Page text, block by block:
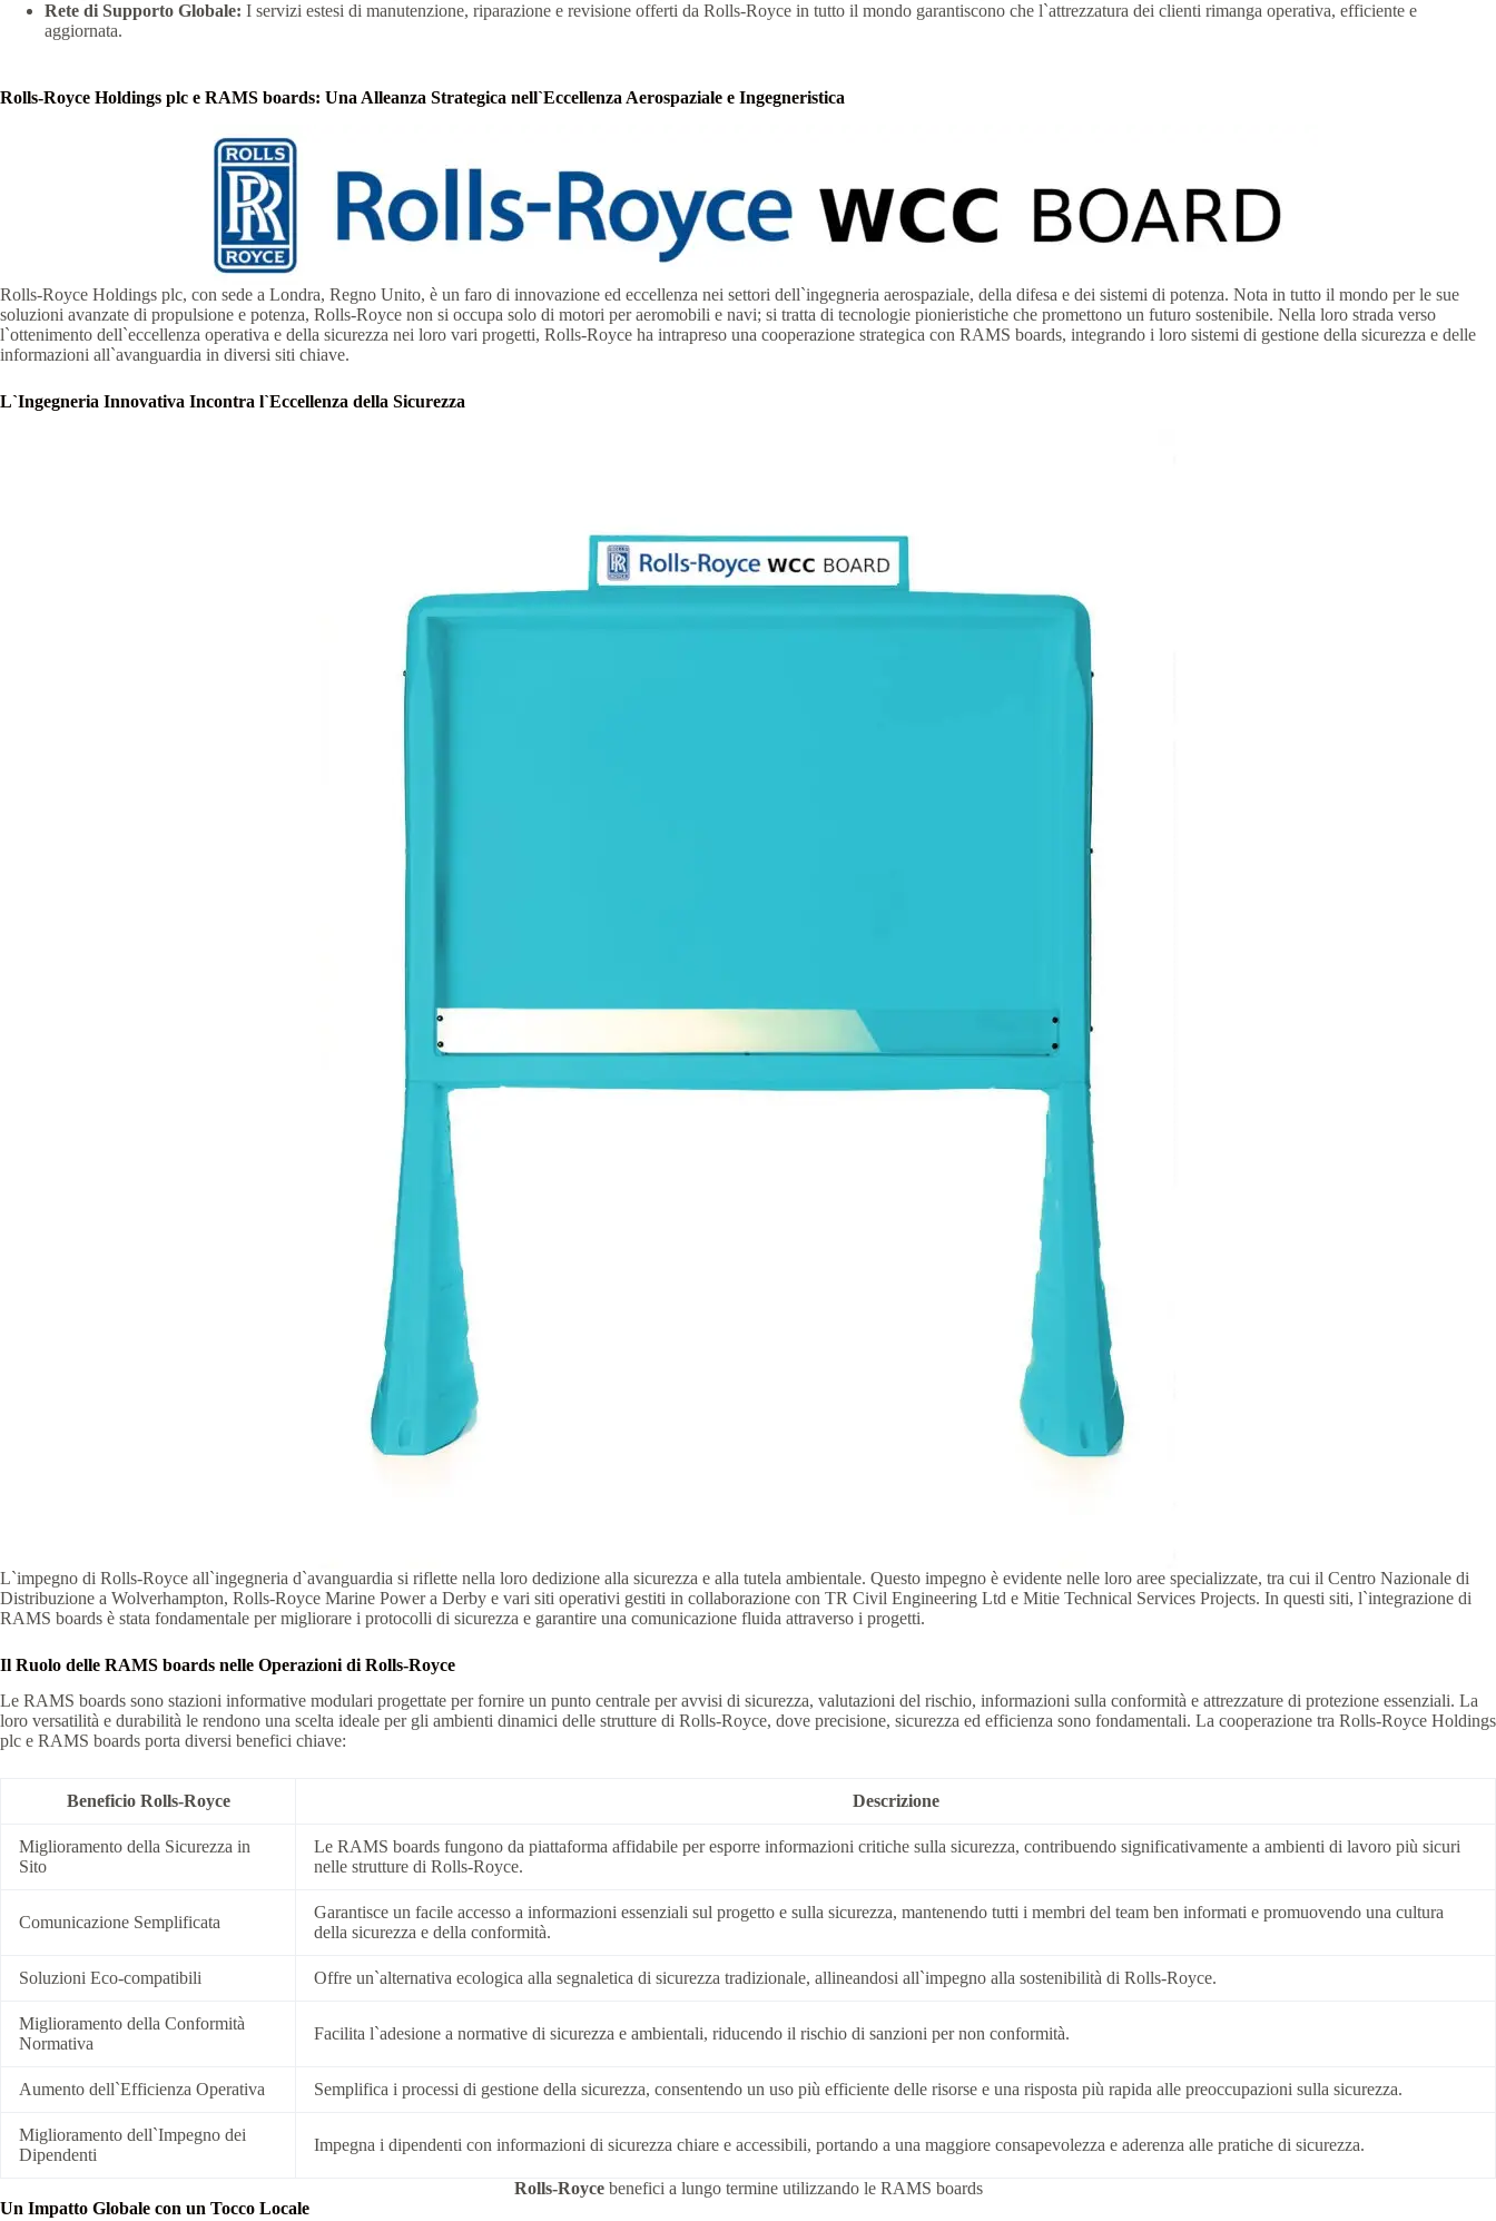
Rete di Supporto Globale: I servizi estesi di manutenzione, riparazione e revisione offerti da Rolls-Royce in tutto il mondo garantiscono che l`attrezzatura dei clienti rimanga operativa, efficiente e
aggiornata.
Rolls-Royce Holdings plc e RAMS boards: Una Alleanza Strategica nell`Eccellenza Aerospaziale e Ingegneristica
Rolls-Royce Holdings plc, con sede a Londra, Regno Unito, è un faro di innovazione ed eccellenza nei settori dell`ingegneria aerospaziale, della difesa e dei sistemi di potenza. Nota in tutto il mondo per le sue
soluzioni avanzate di propulsione e potenza, Rolls-Royce non si occupa solo di motori per aeromobili e navi; si tratta di tecnologie pionieristiche che promettono un futuro sostenibile. Nella loro strada verso
l`ottenimento dell`eccellenza operativa e della sicurezza nei loro vari progetti, Rolls-Royce ha intrapreso una cooperazione strategica con RAMS boards, integrando i loro sistemi di gestione della sicurezza e delle
informazioni all`avanguardia in diversi siti chiave.
L`Ingegneria Innovativa Incontra l`Eccellenza della Sicurezza
L`impegno di Rolls-Royce all`ingegneria d`avanguardia si riflette nella loro dedizione alla sicurezza e alla tutela ambientale. Questo impegno è evidente nelle loro aree specializzate, tra cui il Centro Nazionale di
Distribuzione a Wolverhampton, Rolls-Royce Marine Power a Derby e vari siti operativi gestiti in collaborazione con TR Civil Engineering Ltd e Mitie Technical Services Projects. In questi siti, l`integrazione di
RAMS boards è stata fondamentale per migliorare i protocolli di sicurezza e garantire una comunicazione fluida attraverso i progetti.
Il Ruolo delle RAMS boards nelle Operazioni di Rolls-Royce
Le RAMS boards sono stazioni informative modulari progettate per fornire un punto centrale per avvisi di sicurezza, valutazioni del rischio, informazioni sulla conformità e attrezzature di protezione essenziali. La
loro versatilità e durabilità le rendono una scelta ideale per gli ambienti dinamici delle strutture di Rolls-Royce, dove precisione, sicurezza ed efficienza sono fondamentali. La cooperazione tra Rolls-Royce Holdings
plc e RAMS boards porta diversi benefici chiave:
Beneficio Rolls-Royce Descrizione
Miglioramento della Sicurezza in
Sito
Le RAMS boards fungono da piattaforma affidabile per esporre informazioni critiche sulla sicurezza, contribuendo significativamente a ambienti di lavoro più sicuri
nelle strutture di Rolls-Royce.
Comunicazione Semplificata
Garantisce un facile accesso a informazioni essenziali sul progetto e sulla sicurezza, mantenendo tutti i membri del team ben informati e promuovendo una cultura
della sicurezza e della conformità.
Soluzioni Eco-compatibili Offre un`alternativa ecologica alla segnaletica di sicurezza tradizionale, allineandosi all`impegno alla sostenibilità di Rolls-Royce.
Miglioramento della Conformità
Normativa
Facilita l`adesione a normative di sicurezza e ambientali, riducendo il rischio di sanzioni per non conformità.
Aumento dell`Efficienza Operativa Semplifica i processi di gestione della sicurezza, consentendo un uso più efficiente delle risorse e una risposta più rapida alle preoccupazioni sulla sicurezza.
Miglioramento dell`Impegno dei
Dipendenti
Impegna i dipendenti con informazioni di sicurezza chiare e accessibili, portando a una maggiore consapevolezza e aderenza alle pratiche di sicurezza.
Rolls-Roycebenefici a lungo termine utilizzando le RAMS boards
Un Impatto Globale con un Tocco Locale